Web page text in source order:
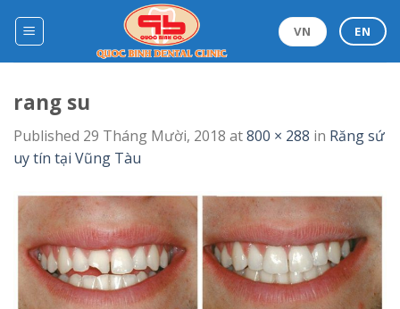
VN EN
rang su
Published 29 Tháng Mười, 2018 at800 × 288 in Răng sứ
uy tín tại Vũng Tàu